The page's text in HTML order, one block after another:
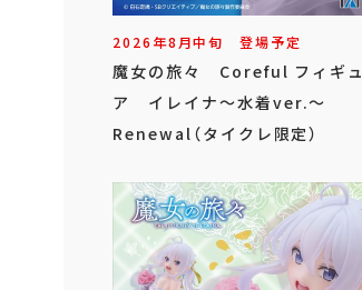
2026年8月中旬 登場予定
魔女の旅々 Coreful フィギュ
ア イレイナ～水着ver.～
Renewal（タイクレ限定）